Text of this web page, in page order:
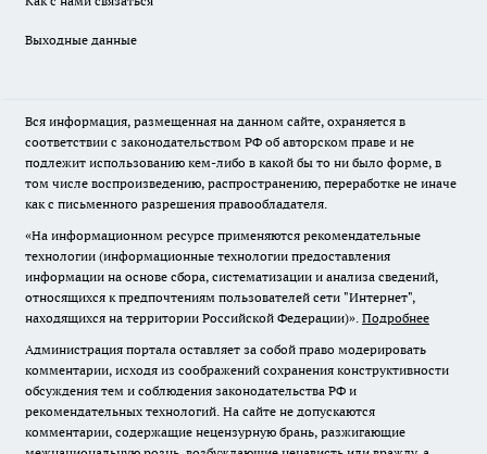
Выходные данные
Вся информация, размещенная на данном сайте, охраняется в
соответствии с законодательством РФ об авторском праве и не
подлежит использованию кем-либо в какой бы то ни было форме, в
том числе воспроизведению, распространению, переработке не иначе
как с письменного разрешения правообладателя.
«На информационном ресурсе применяются рекомендательные
технологии (информационные технологии предоставления
информации на основе сбора, систематизации и анализа сведений,
относящихся к предпочтениям пользователей сети "Интернет",
находящихся на территории Российской Федерации)». Подробнее
Администрация портала оставляет за собой право модерировать
комментарии, исходя из соображений сохранения конструктивности
обсуждения тем и соблюдения законодательства РФ и
рекомендательных технологий. На сайте не допускаются
комментарии, содержащие нецензурную брань, разжигающие